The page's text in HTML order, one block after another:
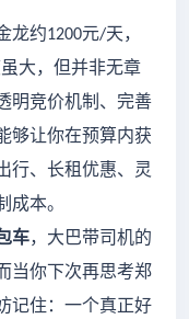
龙约1200元/天，
大，但并非无章
明竞价机制、完善
够让你在预算内获
行、长租优惠、灵
成本。
车，大巴带司机的
当你下次再思考郑
记住：一个真正好